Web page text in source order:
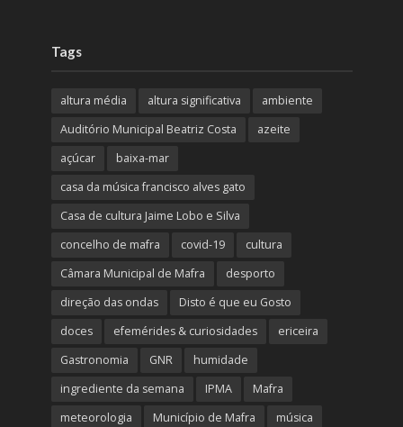
Tags
altura média altura significativa
ambiente
Auditório Municipal Beatriz Costa
azeite
açúcar
baixa-mar
casa da música francisco alves gato
Casa de cultura Jaime Lobo e Silva
concelho de mafra
covid-19
cultura
Câmara Municipal de Mafra
desporto
direção das ondas
Disto é que eu Gosto
doces
efemérides & curiosidades
ericeira
Gastronomia
GNR
humidade
ingrediente da semana
IPMA
Mafra
meteorologia
Município de Mafra música